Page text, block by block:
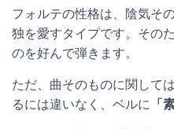
フォルテの性格は、陰気そ
独を愛すタイプです。その
のを好んで弾きます。
ただ、曲そのものに関して
るには違いなく、ベルに
「